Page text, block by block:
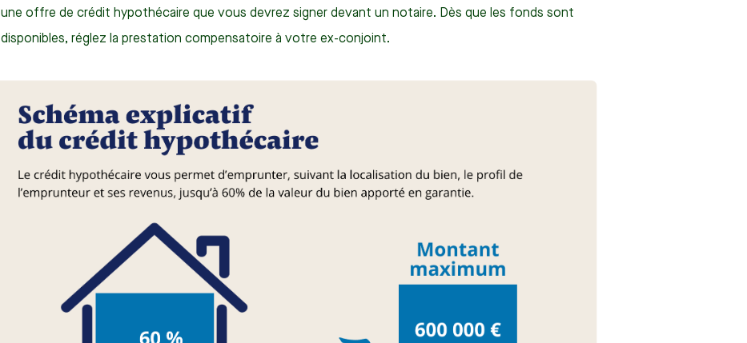
une offre de crédit hypothécaire que vous devrez signer devant un notaire. Dès que les fonds sont
disponibles, réglez la prestation compensatoire à votre ex-conjoint.